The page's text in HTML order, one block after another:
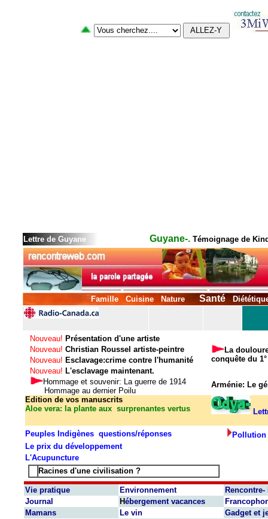
Lettre de Guyane Guyane-. Témoignage de
Famille Cuisine Nature Santé
Nouveau! Présentation d'une artiste
Nouveau! Christian Roussel artiste-peintre
Nouveau! Esclavage:crime contre l'humanité
Nouveau! L'esclavage maintenant.
Hommage et souvenir: La guerre de 1914
Hommage au dernier Poilu
La
conquête du
Arménie: Le
Edition de vos manuscrits
Aloe vera: la plante aux surprenantes vertus
Peuples Indigènes questions/réponses
Pollution
Le prix du développement
L'Acupuncture
Racines d'une civilisation?
Vie pratique Environnement
Journal
Hébergement vacances
Mamans
Le vin Gadgetet